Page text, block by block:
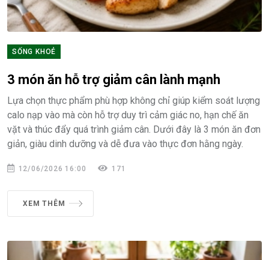
SỐNG KHOẺ
3 món ăn hỗ trợ giảm cân lành mạnh
Lựa chọn thực phẩm phù hợp không chỉ giúp kiểm soát lượng
calo nạp vào mà còn hỗ trợ duy trì cảm giác no, hạn chế ăn
vặt và thúc đẩy quá trình giảm cân. Dưới đây là 3 món ăn đơn
giản, giàu dinh dưỡng và dễ đưa vào thực đơn hằng ngày.
12/06/2026 16:00 171
XEM THÊM